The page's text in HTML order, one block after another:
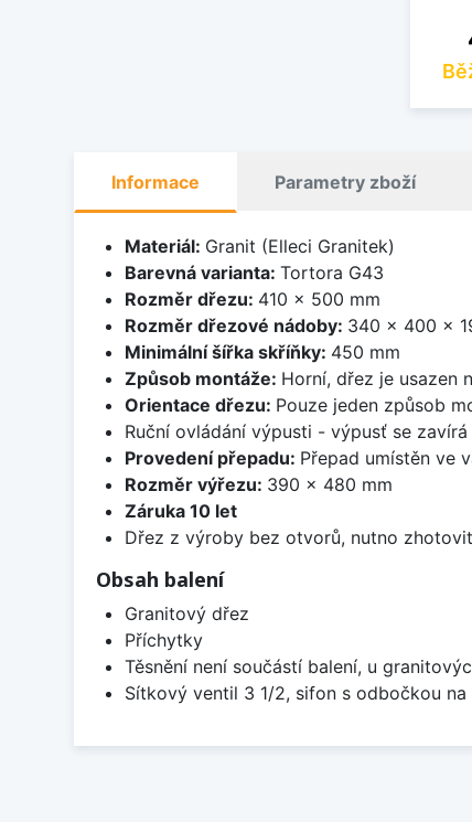
Informace Parametry zboží
Materiál: Granit (Elleci Granitek)
Barevná varianta: Tortora G43
Rozměr dřezu: 410 x 500 mm
Rozměr dřezové nádoby: 340 x 400 x
Minimální šířka skříňky: 450 mm
Způsob montáže: Horní, dřez je usazen
Orientace dřezu: Pouze jeden způsob
Ruční ovládání výpusti - výpusť se
Provedení přepadu: Přepad umístěn ve
Rozměr výřezu: 390 x 480 mm
Záruka 10 let
Dřez z výroby bez otvorů, nutno
Obsah balení
Granitový dřez
Příchytky
Těsnění není součástí balení, u
Sítkový ventil 3 1/2, sifon s odbočkou na